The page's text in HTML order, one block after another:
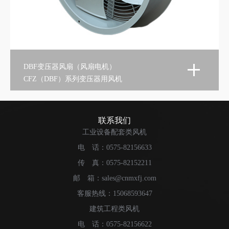
DBF变压器风扇（风扇电机）
CFZ（DBF）系列变压器用风机
联系我们
工业设备配套类风机
电 话：0575-82156633
传 真：0575-82152211
邮 箱：sales@cnmxfj.com
客服热线：15068593647
建筑工程类风机
电 话：0575-82156622